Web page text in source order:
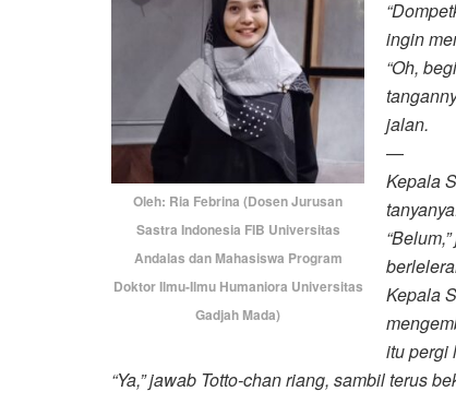
Oleh: Ria Febrina (Dosen Jurusan
Sastra Indonesia FIB Universitas
Andalas dan Mahasiswa Program
Doktor Ilmu-Ilmu Humaniora Universitas
Gadjah Mada)
ingin
“Oh,
jalan.
—
Kepala
Kepala
itu pergi
“Ya,” jawab Totto-chan riang, sambil terus